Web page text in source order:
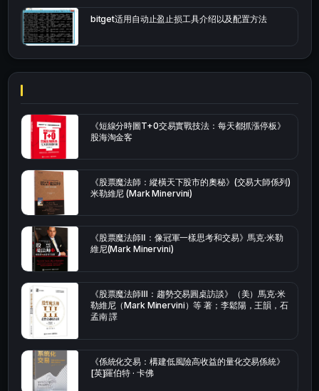
bitget适用自动止盈止损工具介绍以及配置方法
《短線分時圖T+0交易實戰技法：每天都抓漲停板》
股海淘金客
《股票魔法師：縱橫天下股市的奧秘》(交易大師係列)
米勒維尼 (Mark Minervini)
《股票魔法師Ⅱ：像冠軍一樣思考和交易》馬克·米勒
維尼(Mark Minervini)
《股票魔法師Ⅲ：趨勢交易圓桌訪談》（美）馬克·米
勒維尼（Mark Minervini）等 著；李鬆陽，王韻，石
孟南 譯
《係統化交易：構建低風險高收益的量化交易係統》
[英]羅伯特 · 卡佛